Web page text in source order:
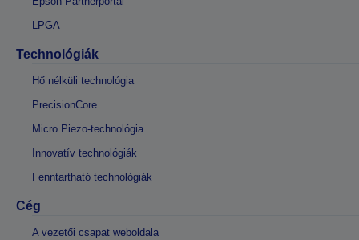
LPGA
Technológiák
Hő nélküli technológia
PrecisionCore
Micro Piezo-technológia
Innovatív technológiák
Fenntartható technológiák
Cég
A vezetői csapat weboldala